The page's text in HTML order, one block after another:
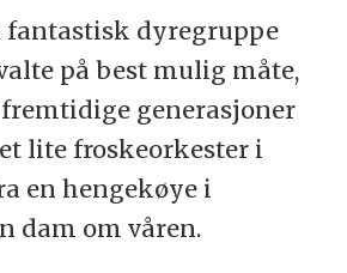
fantastisk dyregruppe
på best mulig måte,
generasjoner
lite froskeorkester i
en hengekøye i
dam om våren.